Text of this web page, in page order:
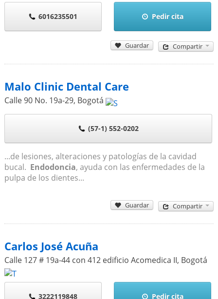
6016235501 Pedir cita
Guardar Compartir
Malo Clinic Dental Care
Calle 90 No. 19a-29, Bogotá
(57-1) 552-0202
...de lesiones, alteraciones y patologías de la cavidad
bucal. Endodoncia, ayuda con las enfermedades de la
pulpa de los dientes...
Guardar Compartir
Carlos José Acuña
Calle 127 # 19a-44 con 412 edificio Acomedica II, Bogotá
3222119848 Pedir cita